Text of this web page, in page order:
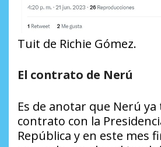
Tuit de Richie Gómez.
El contrato de Nerú
Es de anotar que Nerú
contrato con la
República y en este mes